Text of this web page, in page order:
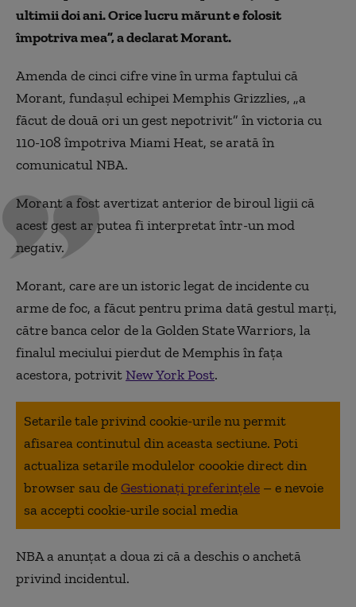
ultimii doi ani. Orice lucru mărunt e folosit
împotriva mea”, a declarat Morant.
Amenda de cinci cifre vine în urma faptului că
Morant, fundașul echipei Memphis Grizzlies, „a
făcut de două ori un gest nepotrivit” în victoria cu
110-108 împotriva Miami Heat, se arată în
comunicatul NBA.
Morant a fost avertizat anterior de biroul ligii că
acest gest ar putea fi interpretat într-un mod
negativ.
Morant, care are un istoric legat de incidente cu
arme de foc, a făcut pentru prima dată gestul marți,
către banca celor de la Golden State Warriors, la
finalul meciului pierdut de Memphis în fața
acestora, potrivitNew York Post.
Setarile tale privind cookie-urile nu permit
afisarea continutul din aceasta sectiune. Poti
actualiza setarile modulelor coookie direct din
browser sau deGestionați preferințele – e nevoie
sa accepti cookie-urile social media
NBA a anunțat a doua zi că a deschis o anchetă
privind incidentul.